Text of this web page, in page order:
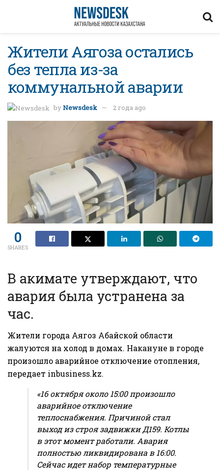
Жители Аягоза остались
без тепла из-за
коммунальной аварии
byNewsdesk 2 года ago
0
SHARES
В акимате утверждают, что
авария была устранена за
час.
Жители города Аягоз Абайской области
жалуются на холод в домах. Накануне в городе
произошло аварийное отключение отопления,
передает inbusiness.kz.
«16 октября около 15:00 произошло
аварийное отключение
теплоснабжения. Причиной стал
выход из строя задвижки Д159. Котлы
в этот момент работали. Авария
полностью ликвидирована в 16:00.
Сейчас идет набор температурные